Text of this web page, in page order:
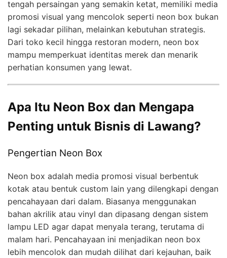
tengah persaingan yang semakin ketat, memiliki media
promosi visual yang mencolok seperti neon box bukan
lagi sekadar pilihan, melainkan kebutuhan strategis.
Dari toko kecil hingga restoran modern, neon box
mampu memperkuat identitas merek dan menarik
perhatian konsumen yang lewat.
Apa Itu Neon Box dan Mengapa
Penting untuk Bisnis di Lawang?
Pengertian Neon Box
Neon box adalah media promosi visual berbentuk
kotak atau bentuk custom lain yang dilengkapi dengan
pencahayaan dari dalam. Biasanya menggunakan
bahan akrilik atau vinyl dan dipasang dengan sistem
lampu LED agar dapat menyala terang, terutama di
malam hari. Pencahayaan ini menjadikan neon box
lebih mencolok dan mudah dilihat dari kejauhan, baik